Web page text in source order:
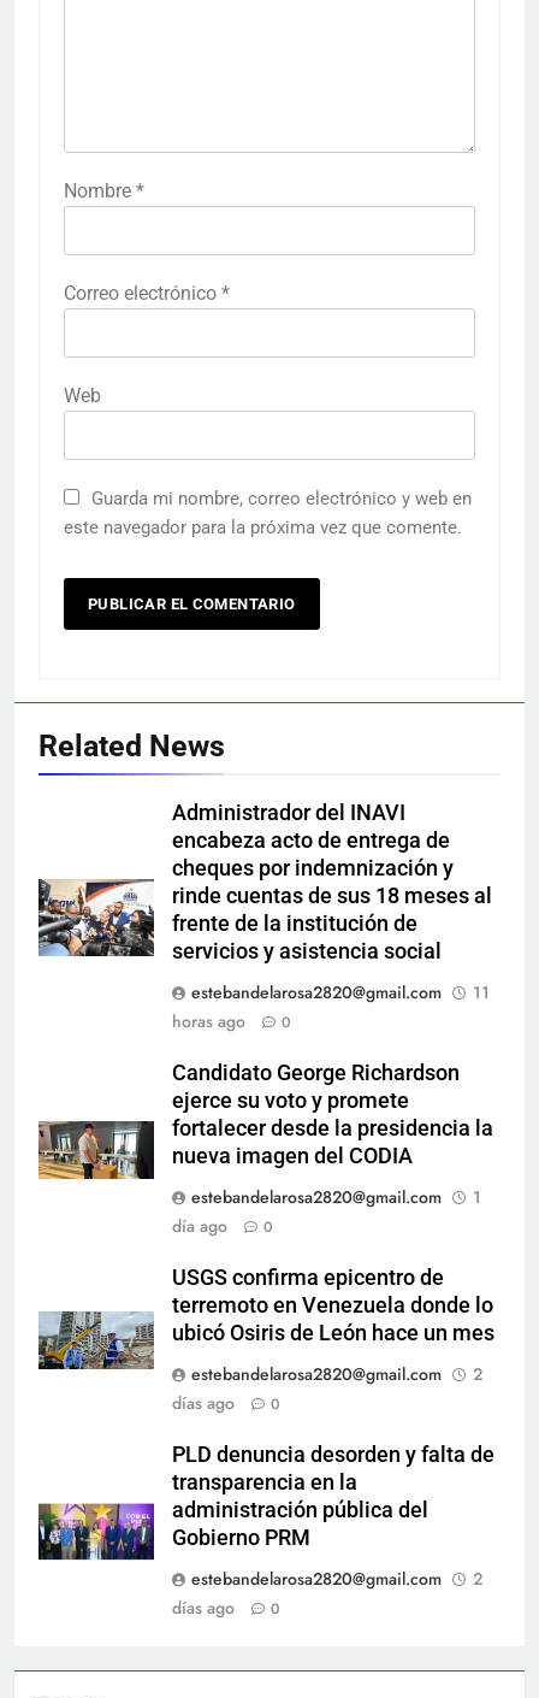
Nombre *
Correo electrónico *
Web
Guarda mi nombre, correo electrónico y web en
este navegador para la próxima vez que comente.
Related News
Administrador del INAVI
encabeza acto de entrega de
cheques por indemnización y
rinde cuentas de sus 18 meses al
frente de la institución de
servicios y asistencia social
estebandelarosa2820@gmail.com
11
horas ago
0
Candidato George Richardson
ejerce su voto y promete
fortalecer desde la presidencia la
nueva imagen del CODIA
estebandelarosa2820@gmail.com
1
día ago
0
USGS confirma epicentro de
terremoto en Venezuela donde lo
ubicó Osiris de León hace un mes
estebandelarosa2820@gmail.com
2
días ago
0
PLD denuncia desorden y falta de
transparencia en la
administración pública del
Gobierno PRM
estebandelarosa2820@gmail.com
2
días ago
0